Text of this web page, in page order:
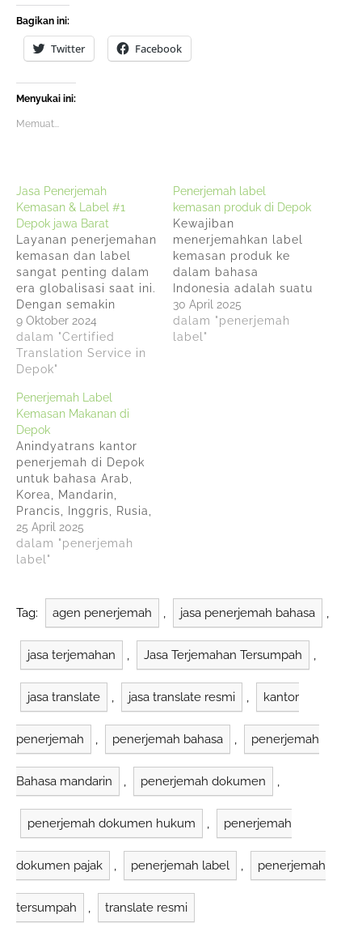
Bagikan ini:
Twitter Facebook
Menyukai ini:
Memuat...
Jasa Penerjemah
Kemasan & Label #1
Depok jawa Barat
Layanan penerjemahan
kemasan dan label
sangat penting dalam
era globalisasi saat ini.
Dengan semakin
banyaknya produk
yang dipasarkan
secara internasional,
kebutuhan untuk
informasi pada
kemasan dan label
menjadi semakin
mendesak. Layanan ini
tidak hanya membantu
dalam mematuhi
peraturan lokal, tetapi
juga meningkatkan
pengalaman pengguna
dan memperkuat
merek di pasar…
9 Oktober 2024
dalam "Certified
Translation Service in
Depok"
Penerjemah label
kemasan produk di Depok
Kewajiban
menerjemahkan label
kemasan produk ke
dalam bahasa
Indonesia adalah suatu
peraturan hukum yang
berlaku di Indonesia
terutama bagi
30 April 2025
dalam "penerjemah
label"
Penerjemah Label
Kemasan Makanan di
Depok
Anindyatrans kantor
penerjemah di Depok
untuk bahasa Arab,
Korea, Mandarin,
Prancis, Inggris, Rusia,
Jerman, Spanyol,
Italia, Vietnam, dan
Thailand. Anindyatrans
tersumpah sejak tahun
2010 dengan
spesialisasi pada
dokumen hukum
seperti kemasan
makanan, surat izin
BPOM, izin impor
kemasan atau label
makanan yang sah
dan…
25 April 2025
dalam "penerjemah
label"
Tag: agen penerjemah , jasa penerjemah bahasa ,
jasa terjemahan , Jasa Terjemahan Tersumpah ,
jasa translate , jasa translate resmi , kantor
penerjemah , penerjemah bahasa , penerjemah
Bahasa mandarin , penerjemah dokumen ,
penerjemah dokumen hukum , penerjemah
dokumen pajak , penerjemah label , penerjemah
tersumpah , translate resmi